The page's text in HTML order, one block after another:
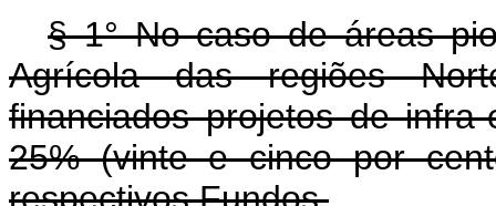
§ 1° No caso de áreas
Agrícola das regiões
financiados projetos de
25% (vinte e cinco por
respectivos Fundos.